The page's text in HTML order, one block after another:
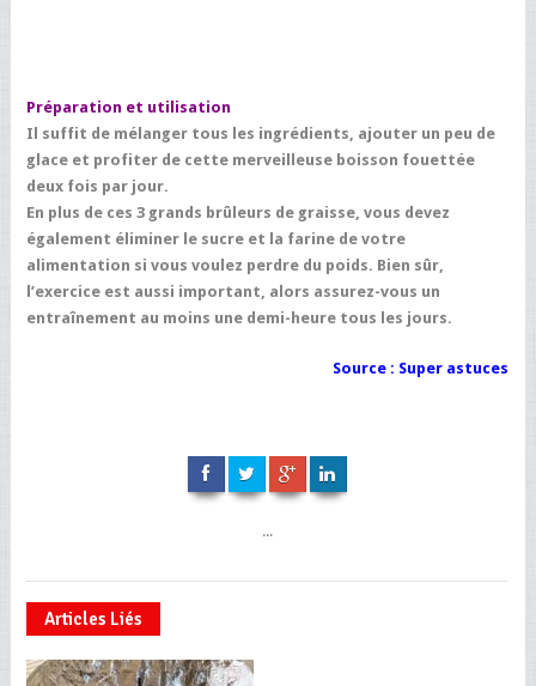
Préparation et utilisation
Il suffit de mélanger tous les ingrédients, ajouter un peu de
glace et profiter de cette merveilleuse boisson fouettée
deux fois par jour.
En plus de ces 3 grands brûleurs de graisse, vous devez
également éliminer le sucre et la farine de votre
alimentation si vous voulez perdre du poids. Bien sûr,
l’exercice est aussi important, alors assurez-vous un
entraînement au moins une demi-heure tous les jours.
Source : Super astuces
...
Articles Liés